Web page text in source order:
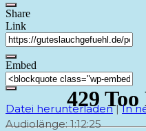
Share
Link
Embed
Datei herunterladen|In
Audiolänge: 1:12:25